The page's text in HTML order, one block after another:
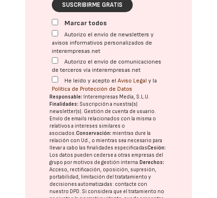
SUSCRIBIRME GRATIS
Marcar todos
Autorizo el envío de newsletters y
avisos informativos personalizados de
interempresas.net
Autorizo el envío de comunicaciones
de terceros vía interempresas.net
He leído y acepto elAviso Legal y la
Política de Protección de Datos
Responsable: Interempresas Media, S.L.U.
Finalidades: Suscripción a nuestra(s)
newsletter(s). Gestión de cuenta de usuario.
Envío de emails relacionados con la misma o
relativos a intereses similares o
asociados.Conservación: mientras dure la
relación con Ud., o mientras sea necesario para
llevar a cabo las finalidades especificadasCesión:
Los datos pueden cederse a otras empresas del
grupo por motivos de gestión interna.Derechos:
Acceso, rectificación, oposición, supresión,
portabilidad, limitación del tratatamiento y
decisiones automatizadas: contacte con
nuestro DPD. Si considera que el tratamiento no